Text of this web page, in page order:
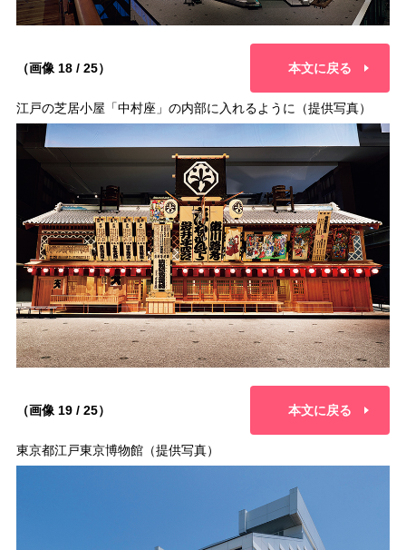
（画像 18 / 25） 本文に戻る
江戸の芝居小屋「中村座」の内部に入れるように（提供写真）
（画像 19 / 25） 本文に戻る
東京都江戸東京博物館（提供写真）